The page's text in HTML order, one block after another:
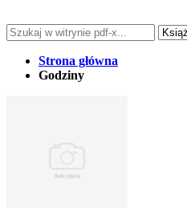
Strona główna
Godziny